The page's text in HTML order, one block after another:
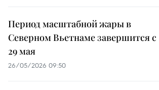
Период масштабной жары в
Северном Вьетнаме завершится с
29 мая
26/05/2026 09:50